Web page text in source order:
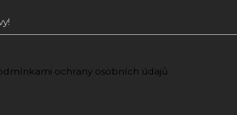
ochrany osobních údajů